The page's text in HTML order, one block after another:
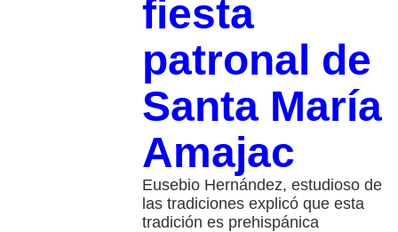
fiesta
patronal de
Santa María
Amajac
Eusebio Hernández, estudioso de
las tradiciones explicó que esta
tradición es prehispánica